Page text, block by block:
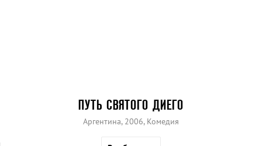
ПУТЬ СВЯТОГО ДИЕГО
Аргентина, 2006, Комедия